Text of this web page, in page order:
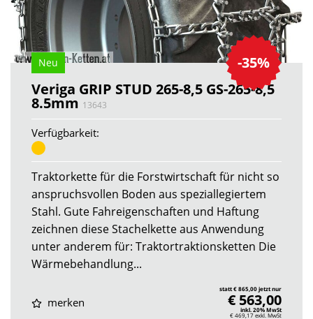
-35%
Neu
Veriga GRIP STUD 265-8,5 GS-265-8,5
8.5mm 13643
Verfügbarkeit:
Traktorkette für die Forstwirtschaft für nicht so
anspruchsvollen Boden aus speziallegiertem
Stahl. Gute Fahreigenschaften und Haftung
zeichnen diese Stachelkette aus Anwendung
unter anderem für: Traktortraktionsketten Die
Wärmebehandlung...
merken
statt € 865,00 jetzt nur
€ 563,00
inkl. 20% MwSt
€ 469,17exkl. MwSt